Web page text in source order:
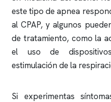
este tipo deapnea
al CPAP, y algunos
de tratamiento, como la
el uso de
estimulación de la
Si experimentas